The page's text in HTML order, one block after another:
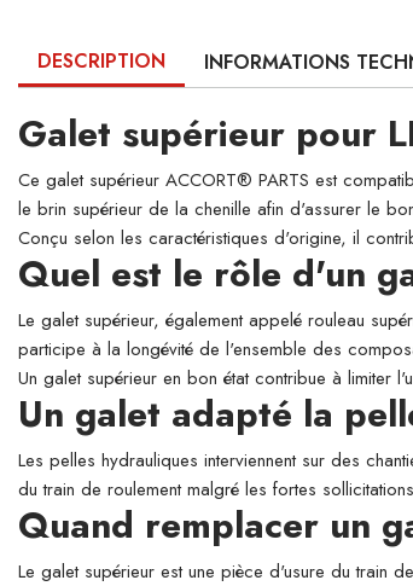
DESCRIPTION INFORMATIONS
Galet supérieur pour
Ce galet supérieur ACCORT® PARTS est
le brin supérieur de la chenille afin d'assurer le
Conçu selon les caractéristiques d'origine, il
Quel est le rôle d'un
Le galet supérieur, également appelé rouleau
participe à la longévité de l'ensemble des
Un galet supérieur en bon état contribue à limiter
Un galet adapté la
Les pelles hydrauliques interviennent sur des
du train de roulement malgré les fortes
Quand remplacer un
Le galet supérieur est une pièce d'usure du train